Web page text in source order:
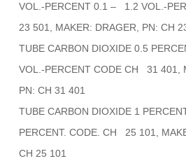
VOL.-PERCENT 0.1 – 1.2 VOL.-
23 501, MAKER: DRAGER, PN: CH
TUBE CARBON DIOXIDE 0.5
VOL.-PERCENT CODE CH 31 401,
PN: CH 31 401
TUBE CARBON DIOXIDE 1
PERCENT. CODE. CH 25 101,
CH 25 101